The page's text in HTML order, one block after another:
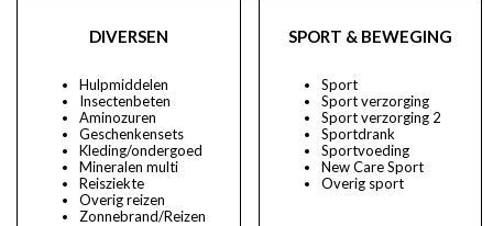
DIVERSEN
Hulpmiddelen
Insectenbeten
Aminozuren
Geschenkensets
Kleding/ondergoed
Mineralen multi
Reisziekte
Overig reizen
Zonnebrand/Reizen
SPORT & BEWEGING
Sport
Sport verzorging
Sport verzorging 2
Sportdrank
Sportvoeding
New Care Sport
Overig sport